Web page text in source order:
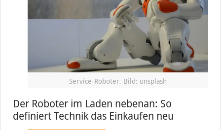
Service-Roboter, Bild: unsplash
Der Roboter im Laden nebenan: So
definiert Technik das Einkaufen neu